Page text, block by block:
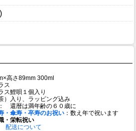
高さ89mm 300ml
ス
ス鯉唄１個入り
）入り、ラッピング込み
： 還暦は満年齢の６０歳に
・傘寿・卒寿のお祝い ：数え年で祝います
・栄転祝い
配送について